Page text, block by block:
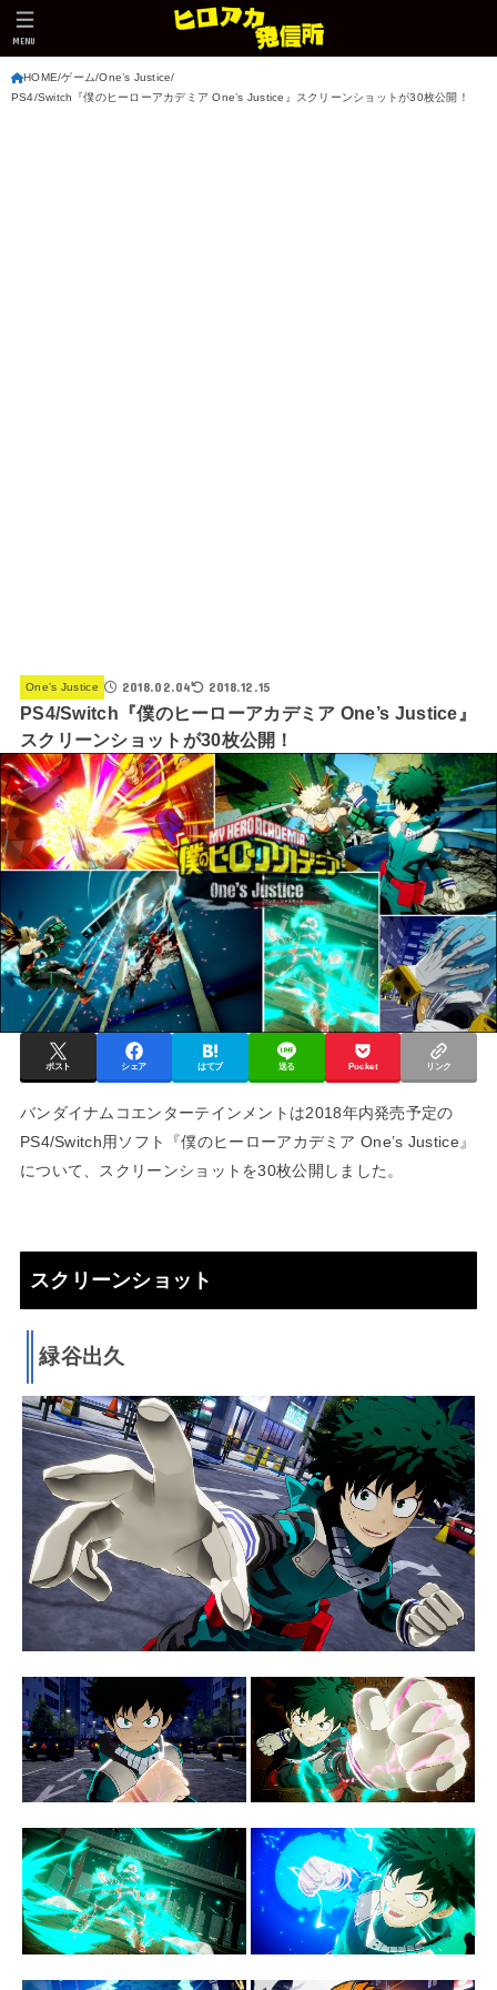
MENU
HOME ゲーム One’s Justice
PS4/Switch『僕のヒーローアカデミア One’s Justice』スクリーンショットが30枚公開！
One’s Justice 2018.02.04 2018.12.15
PS4/Switch『僕のヒーローアカデミア One’s Justice』
スクリーンショットが30枚公開！
ポスト シェア はてブ 送る Pocket リンク
バンダイナムコエンターテインメントは2018年内発売予定の
PS4/Switch用ソフト『僕のヒーローアカデミア One’s Justice』
について、スクリーンショットを30枚公開しました。
スクリーンショット
緑谷出久